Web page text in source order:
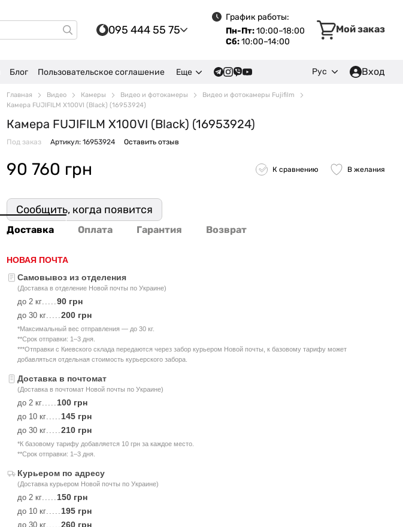
095 444 55 75
График работы:
Пн-Пт:10:00–18:00
Сб:10:00–14:00
Мой заказ
Блог Пользовательское соглашение Еще Рус Вход
Главная Видео Камеры Видео и фотокамеры
Видео и фотокамеры Fujifilm
Камера FUJIFILM X100VI (Black) (16953924)
Камера FUJIFILM X100VI (Black) (16953924)
Под заказ Артикул: 16953924 Оставить отзыв
90 760 грн К сравнению В желания
Сообщить, когда появится
Доставка Оплата Гарантия Возврат
НОВАЯ ПОЧТА
Самовывоз из отделения
(Доставка в отделение Новой почты по Украине)
до 2 кг.....90 грн
до 30 кг.....200 грн
*Максимальный вес отправления — до 30 кг.
**Срок отправки: 1–3 дня.
***Отправки с Киевского склада передаются через забор курьером Новой почты, к базовому тарифу может
добавляться отдельная стоимость курьерского забора.
Доставка в почтомат
(Доставка в почтомат Новой почты по Украине)
до 2 кг..... 100 грн
до 10 кг..... 145 грн
до 30 кг.....210 грн
*К базовому тарифу добавляется 10 грн за каждое место.
**Срок отправки: 1–3 дня.
Курьером по адресу
(Доставка курьером Новой почты по Украине)
до 2 кг..... 150 грн
до 10 кг..... 195 грн
до 30 кг.....260 грн